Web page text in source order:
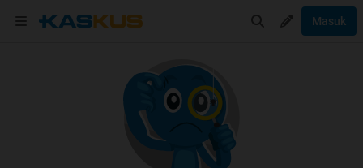
Masuk